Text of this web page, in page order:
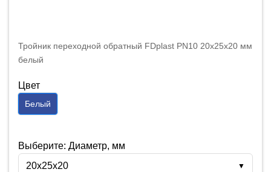
Тройник переходной обратный FDplast PN10 20x25x20 мм
белый
Цвет
Белый
Выберите: Диаметр, мм
20x25x20
▼